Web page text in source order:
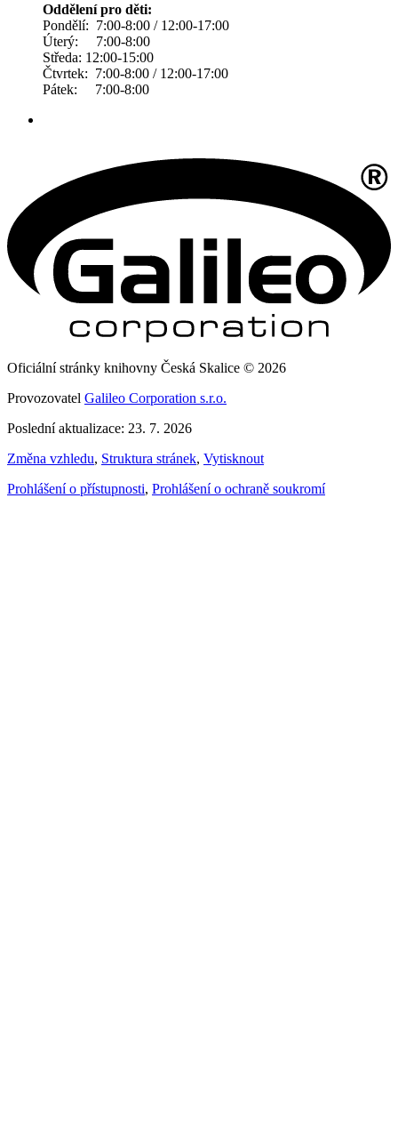
Oddělení pro děti:
Pondělí: 7:00-8:00 / 12:00-17:00
Úterý: 7:00-8:00
Středa: 12:00-15:00
Čtvrtek: 7:00-8:00 / 12:00-17:00
Pátek: 7:00-8:00
Oficiální stránky knihovny Česká Skalice © 2026
Provozovatel Galileo Corporation s.r.o.
Poslední aktualizace: 23. 7. 2026
Změna vzhledu, Struktura stránek, Vytisknout
Prohlášení o přístupnosti, Prohlášení o ochraně soukromí